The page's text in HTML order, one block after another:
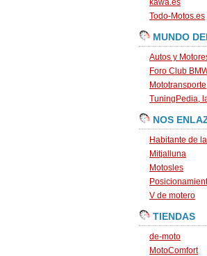
kawa.es
Todo-Motos.es
MUNDO
Autos y
Foro Club
Mototransporte
TuningPedia,
NOS
Habitante de
Mitjalluna
Motosles
V de motero
TIENDAS
de-moto
MotoComfort